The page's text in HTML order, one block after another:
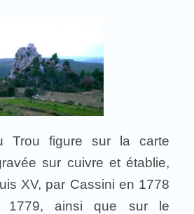
Trou figure sur la carte
sur cuivre et établie,
XV, par Cassini en 1778
1779, ainsi que sur le